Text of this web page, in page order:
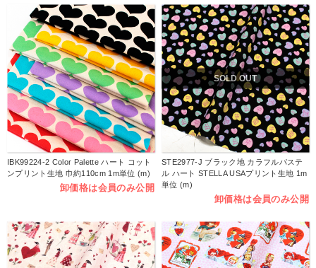
IBK99224-2 Color Palette ハート コット
ンプリント生地 巾約110cm 1m単位 (m)
卸価格は会員のみ公開
SOLD OUT
STE2977-J ブラック地 カラフルパステ
ル ハート STELLA USAプリント生地 1m
単位 (m)
卸価格は会員のみ公開